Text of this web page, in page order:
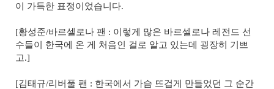
이 가득한 표정이었습니다.
[황성준/바르셀로나 팬 : 이렇게 많은 바르셀로나 레전드 선
수들이 한국에 온 게 처음인 걸로 알고 있는데 굉장히 기쁘
고.]
[김태규/리버풀 팬 : 한국에서 가슴 뜨겁게 만들었던 그 순간